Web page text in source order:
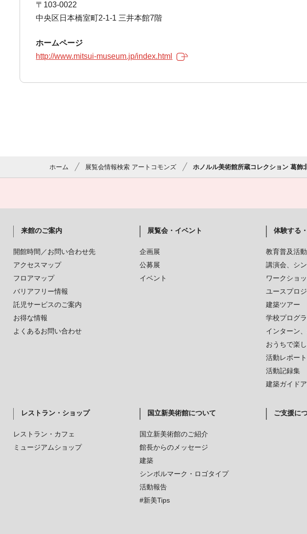
〒103-0022
中央区日本橋室町2-1-1 三井本館7階
ホームページ
http://www.mitsui-museum.jp/index.html
ホーム 展覧会情報検索 アートコモンズ ホノルル美術館所蔵コレクション 葛飾
来館のご案内
開館時間／お問い合わせ先
アクセスマップ
フロアマップ
バリアフリー情報
託児サービスのご案内
お得な情報
よくあるお問い合わせ
展覧会・イベント
企画展
公募展
イベント
体験する
教育普及活動
講演会、シ
ワークショ
ユースプロ
建築ツアー
学校プログ
インターン
おうちで楽
活動レポート
活動記録集
建築ガイド
レストラン・ショップ
レストラン・カフェ
ミュージアムショップ
国立新美術館について
国立新美術館のご紹介
館長からのメッセージ
建築
シンボルマーク・ロゴタイプ
活動報告
#新美Tips
ご支援に